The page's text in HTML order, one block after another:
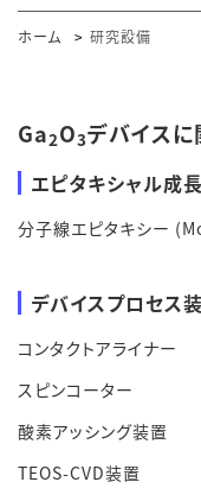
ホーム 研究設備
Ga2O3デバイスに
エピタキシャル成
分子線エピタキシー
デバイスプロセス
コンタクトアライナー
スピンコーター
酸素アッシング装置
TEOS-CVD装置